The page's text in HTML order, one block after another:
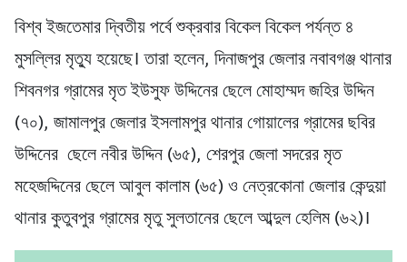
বিশ্ব ইজতেমার দ্বিতীয় পর্বে শুক্রবার বিকেল বিকেল পর্যন্ত ৪
মুসল্লির মৃত্যু হয়েছে। তারা হলেন, দিনাজপুর জেলার নবাবগঞ্জ থানার
শিবনগর গ্রামের মৃত ইউসুফ উদ্দিনের ছেলে মোহাম্মদ জহির উদ্দিন
(৭০), জামালপুর জেলার ইসলামপুর থানার গোয়ালের গ্রামের ছবির
উদ্দিনের ছেলে নবীর উদ্দিন (৬৫), শেরপুর জেলা সদরের মৃত
মহেজদ্দিনের ছেলে আবুল কালাম (৬৫) ও নেত্রকোনা জেলার কেন্দুয়া
থানার কুতুবপুর গ্রামের মৃতু সুলতানের ছেলে আব্দুল হেলিম (৬২)।